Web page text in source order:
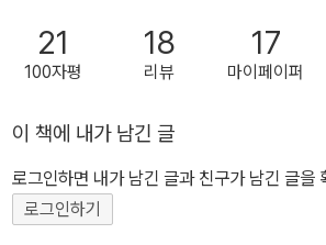
그는 새로운 영화를 들고 돌아왔다. 2009년
나 바우쉬가 남긴 다양한 주제의 안무를 스
화 「피나」가 그것이다. 그가 절친한 친구 피
비했던 이 영화는 그녀에게 바치는 오마주인
덕션을 운영하며 사진작가인 부인 도나타와
다.
저 영화의 기류에 휩쓸리지 않고 현재까지 자
건히 지키면서도 세계적인 명성을 잃지 않는 영화
알고 있는 그 빔 벤더스이다. 그는 또한 성실
에 몰두했다는 사실은 거의 알려지지 않았다.
이 워낙 크기도 하지만, 그 스스로도 영화감독
큰 의미를 두었기 때문이다. 실제로 빔 벤더스는
영화제 황금종려상을 받은 후에야 자신의 사진
21
100자평
18
리뷰
17
마이페이퍼
이 책에 내가 남긴 글
로그인하면 내가 남긴 글과 친구가 남긴 글을
로그인하기